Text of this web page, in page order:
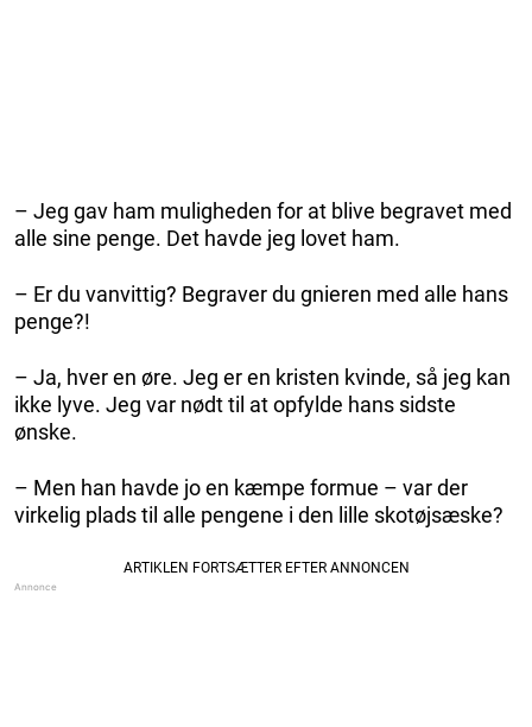
– Jeg gav ham muligheden for at blive begravet med
alle sine penge. Det havde jeg lovet ham.
– Er du vanvittig? Begraver du gnieren med alle hans
penge?!
– Ja, hver en øre. Jeg er en kristen kvinde, så jeg kan
ikke lyve. Jeg var nødt til at opfylde hans sidste
ønske.
– Men han havde jo en kæmpe formue – var der
virkelig plads til alle pengene i den lille skotøjsæske?